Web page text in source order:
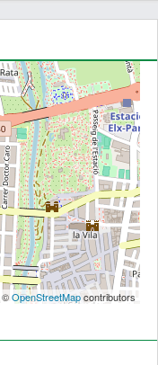
OpenStreetMapcontributors